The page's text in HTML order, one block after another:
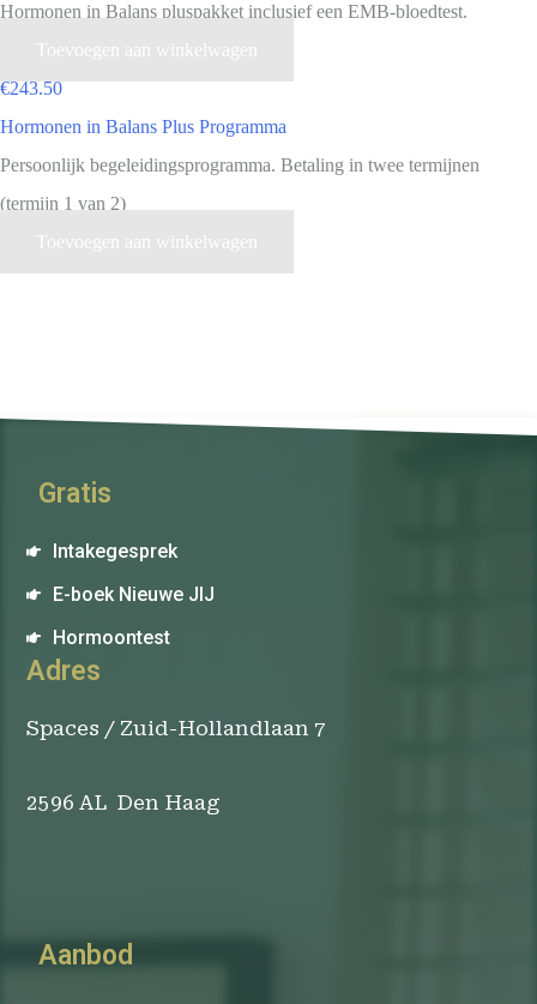
Hormonen in Balans pluspakket inclusief een EMB-bloedtest.
Toevoegen aan winkelwagen
€243.50
Hormonen in Balans Plus Programma
Persoonlijk begeleidingsprogramma. Betaling in twee termijnen
(termijn 1 van 2)
Toevoegen aan winkelwagen
Gratis
Intakegesprek
E-boek Nieuwe JIJ
Hormoontest
Adres
Spaces / Zuid-Hollandlaan 7
2596 AL Den Haag
Aanbod